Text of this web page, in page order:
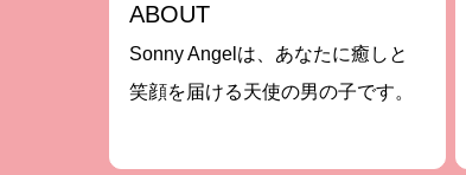
ABOUT
Sonny Angelは、あなたに癒しと
笑顔を届ける天使の男の子です。